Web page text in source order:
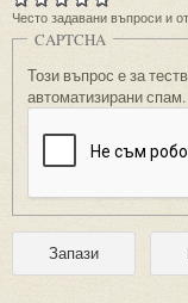
Често задавани въпроси и
CAPTCHA
Този въпрос е за
автоматизирани спам.